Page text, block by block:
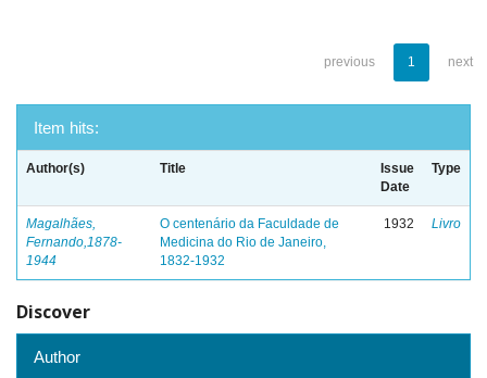
previous 1 next
Item hits:
Author(s) Title
Issue
Date
Type
Magalhães,
Fernando,1878-
1944
O centenário da Faculdade de
Medicina do Rio de Janeiro,
1832-1932
1932 Livro
Discover
Author